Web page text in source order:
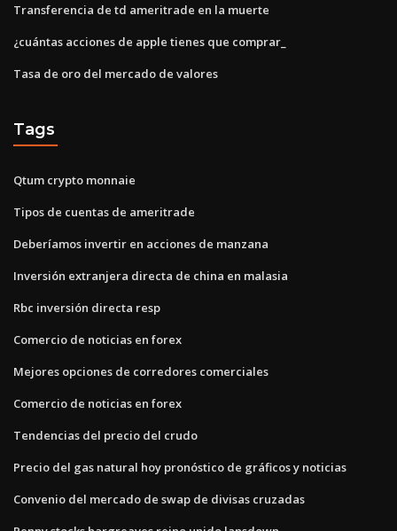
Transferencia de td ameritrade en la muerte
¿cuántas acciones de apple tienes que comprar_
Tasa de oro del mercado de valores
Tags
Qtum crypto monnaie
Tipos de cuentas de ameritrade
Deberíamos invertir en acciones de manzana
Inversión extranjera directa de china en malasia
Rbc inversión directa resp
Comercio de noticias en forex
Mejores opciones de corredores comerciales
Comercio de noticias en forex
Tendencias del precio del crudo
Precio del gas natural hoy pronóstico de gráficos y noticias
Convenio del mercado de swap de divisas cruzadas